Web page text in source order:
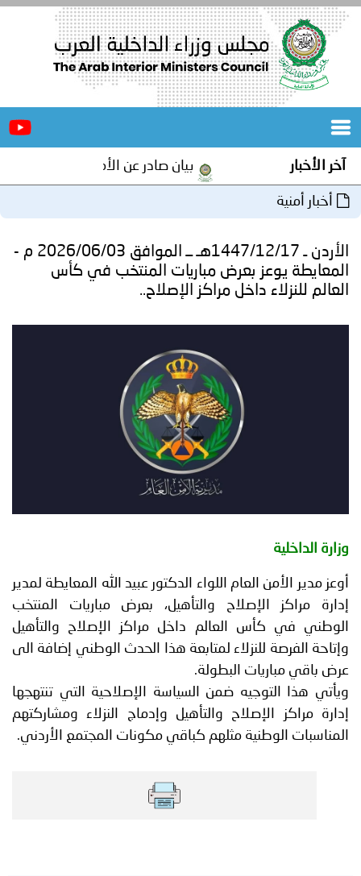
الرئيسية
المكاتب
المجلس
مؤتمرات
و
جهود
الأمانة
من
نحن
اتصل
بنا
آخر الأخبار بيان صادر عن الأمانة العامة لمجلس
أخبار أمنية
الأردن ـ 1447/12/17هـ ــ الموافق 2026/06/03 م -
المعايطة يوعز بعرض مباريات المنتخب في كأس
العالم للنزلاء داخل مراكز الإصلاح..
وزارة الداخلية
أوعز مدير الأمن العام اللواء الدكتور عبيد الله المعايطة لمدير
إدارة مراكز الإصلاح والتأهيل، بعرض مباريات المنتخب
الوطني في كأس العالم داخل مراكز الإصلاح والتأهيل
وإتاحة الفرصة للنزلاء لمتابعة هذا الحدث الوطني إضافة الى
عرض باقي مباريات البطولة.
ويأتي هذا التوجيه ضمن السياسة الإصلاحية التي تنتهجها
إدارة مراكز الإصلاح والتأهيل وإدماج النزلاء ومشاركتهم
المناسبات الوطنية مثلهم كباقي مكونات المجتمع الأردني.